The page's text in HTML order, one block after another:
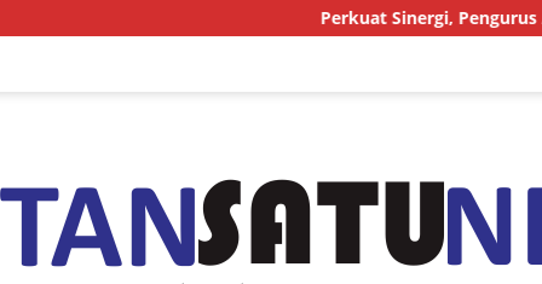
Perkuat Sinergi, Pengurus AMJ Audiensi